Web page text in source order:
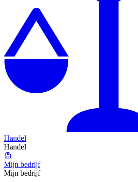
Handel
Handel
Mijn bedrijf
Mijn bedrijf